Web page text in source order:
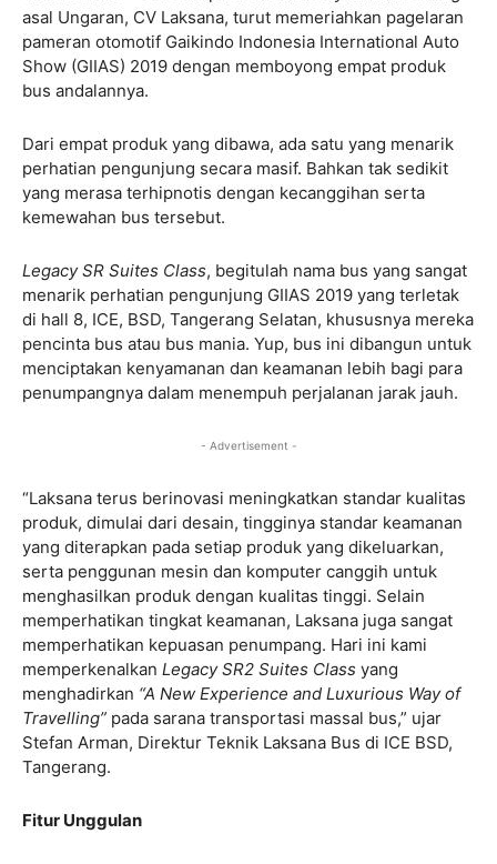
asal Ungaran, CV Laksana, turut memeriahkan pagelaran
pameran otomotif Gaikindo Indonesia International Auto
Show (GIIAS) 2019 dengan memboyong empat produk
bus andalannya.
Dari empat produk yang dibawa, ada satu yang menarik
perhatian pengunjung secara masif. Bahkan tak sedikit
yang merasa terhipnotis dengan kecanggihan serta
kemewahan bus tersebut.
Legacy SR Suites Class, begitulah nama bus yang sangat
menarik perhatian pengunjung GIIAS 2019 yang terletak
di hall 8, ICE, BSD, Tangerang Selatan, khususnya mereka
pencinta bus atau bus mania. Yup, bus ini dibangun untuk
menciptakan kenyamanan dan keamanan lebih bagi para
penumpangnya dalam menempuh perjalanan jarak jauh.
- Advertisement -
“Laksana terus berinovasi meningkatkan standar kualitas
produk, dimulai dari desain, tingginya standar keamanan
yang diterapkan pada setiap produk yang dikeluarkan,
serta penggunan mesin dan komputer canggih untuk
menghasilkan produk dengan kualitas tinggi. Selain
memperhatikan tingkat keamanan, Laksana juga sangat
memperhatikan kepuasan penumpang. Hari ini kami
memperkenalkan Legacy SR2 Suites Class yang
menghadirkan “A New Experience and Luxurious Way of
Travelling” pada sarana transportasi massal bus,” ujar
Stefan Arman, Direktur Teknik Laksana Bus di ICE BSD,
Tangerang.
Fitur Unggulan